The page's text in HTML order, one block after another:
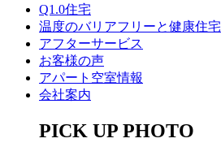
Q1.0住宅
温度のバリアフリーと健康住宅
アフターサービス
お客様の声
アパート空室情報
会社案内
PICK UP PHOTO